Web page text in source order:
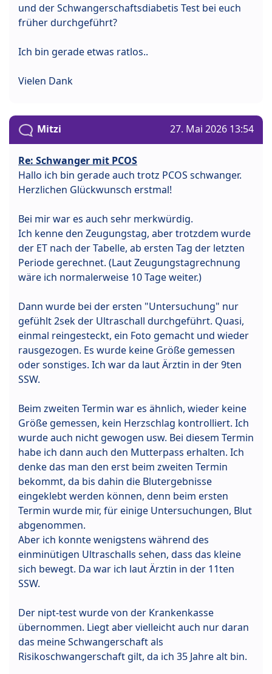
und der Schwangerschaftsdiabetis Test bei euch
früher durchgeführt?
Ich bin gerade etwas ratlos..
Vielen Dank
Mitzi 27. Mai 2026 13:54
Re: Schwanger mit PCOS
Hallo ich bin gerade auch trotz PCOS schwanger.
Herzlichen Glückwunsch erstmal!
Bei mir war es auch sehr merkwürdig.
Ich kenne den Zeugungstag, aber trotzdem wurde
der ET nach der Tabelle, ab ersten Tag der letzten
Periode gerechnet. (Laut Zeugungstagrechnung
wäre ich normalerweise 10 Tage weiter.)
Dann wurde bei der ersten "Untersuchung" nur
gefühlt 2sek der Ultraschall durchgeführt. Quasi,
einmal reingesteckt, ein Foto gemacht und wieder
rausgezogen. Es wurde keine Größe gemessen
oder sonstiges. Ich war da laut Ärztin in der 9ten
SSW.
Beim zweiten Termin war es ähnlich, wieder keine
Größe gemessen, kein Herzschlag kontrolliert. Ich
wurde auch nicht gewogen usw. Bei diesem Termin
habe ich dann auch den Mutterpass erhalten. Ich
denke das man den erst beim zweiten Termin
bekommt, da bis dahin die Blutergebnisse
eingeklebt werden können, denn beim ersten
Termin wurde mir, für einige Untersuchungen, Blut
abgenommen.
Aber ich konnte wenigstens während des
einminütigen Ultraschalls sehen, dass das kleine
sich bewegt. Da war ich laut Ärztin in der 11ten
SSW.
Der nipt-test wurde von der Krankenkasse
übernommen. Liegt aber vielleicht auch nur daran
das meine Schwangerschaft als
Risikoschwangerschaft gilt, da ich 35 Jahre alt bin.